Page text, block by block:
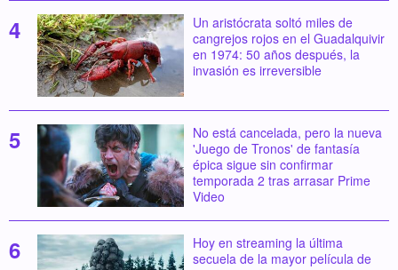
Un aristócrata soltó miles de
cangrejos rojos en el Guadalquivir
en 1974: 50 años después, la
invasión es irreversible
No está cancelada, pero la nueva
'Juego de Tronos' de fantasía
épica sigue sin confirmar
temporada 2 tras arrasar Prime
Video
Hoy en streaming la última
secuela de la mayor película de